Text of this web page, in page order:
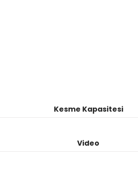
Kesme Kapasitesi
Video